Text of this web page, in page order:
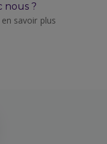
nous ?
savoir plus